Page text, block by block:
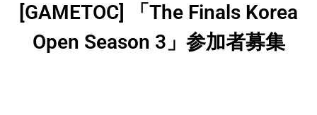
[GAMETOC] 「The Finals Korea
Open Season 3」参加者募集